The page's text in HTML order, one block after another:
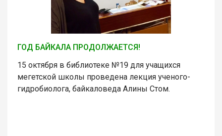
ГОД БАЙКАЛА ПРОДОЛЖАЕТСЯ!
15 октября в библиотеке №19 для учащихся
мегетской школы проведена лекция ученого-
гидробиолога, байкаловеда Алины Стом.